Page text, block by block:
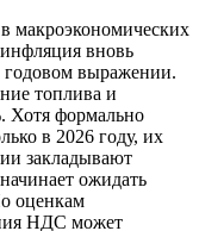
макроэкономических
вновь
годовом выражении.
топлива и
Хотя формально
в 2026 году, их
закладывают
ожидать
оценкам
НДС может